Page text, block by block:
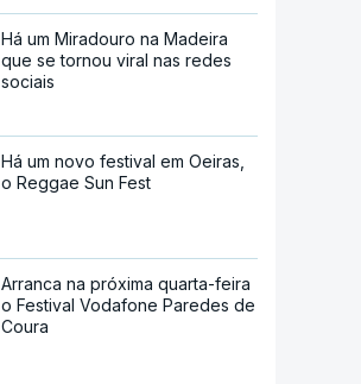
Há um Miradouro na Madeira
que se tornou viral nas redes
sociais
Há um novo festival em Oeiras,
o Reggae Sun Fest
Arranca na próxima quarta-feira
o Festival Vodafone Paredes de
Coura